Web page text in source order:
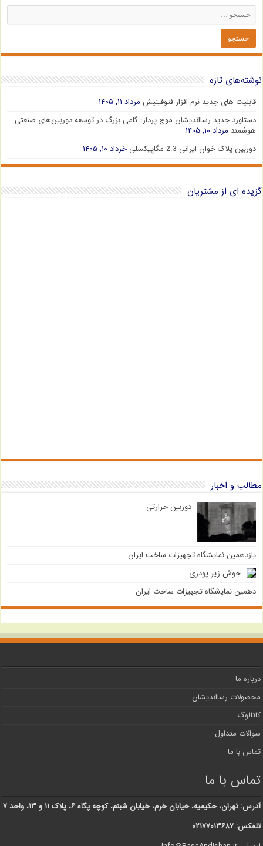
نوشته‌های تازه
قابلیت های جدید نرم افزار فتوفینیش مرداد ۱۱, ۱۴۰۵
دستاورد جدید رسااندیشان موج پرداز؛ گامی بزرگ در توسعه دوربین‌های صنعتی
هوشمند مرداد ۱۰, ۱۴۰۵
دوربین پلاک خوان ایرانی 2.3 مگاپیکسلی
خرداد ۱۰, ۱۴۰۵
گزیده ای از مشتریان
مطالب و اخبار
دوربین حرارتی
یازدهمین نمایشگاه تجهیزات ساخت ایران
جوش زیر پودری
دهمین نمایشگاه تجهیزات ساخت ایران
درباره ما
محصولات رسااندیشان
کاتالوگ
سوالات متداول
تماس با ما
تماس با ما
آدرس: تهران، حکیمیه، خیابان خرم، خیابان شبنم، کوچه پگاه ۶، پلاک ۱۱ و ۱۳، واحد ۷
تلفکس: ۰۲۱۷۷۰۱۳۶۸۷